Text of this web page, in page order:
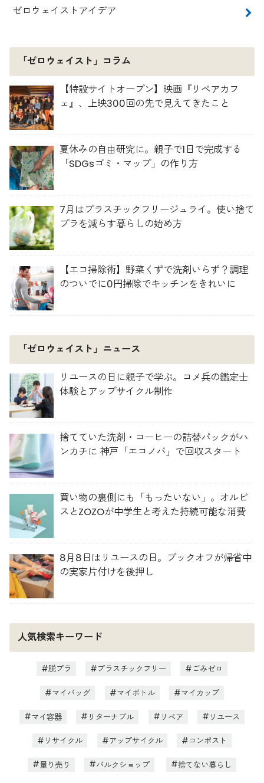
ゼロウェイストアイデア
「ゼロウェイスト」コラム
【特設サイトオープン】映画『リペアカフ
ェ』、上映300回の先で見えてきたこと
夏休みの自由研究に。親子で1日で完成する
「SDGsゴミ・マップ」の作り方
7月はプラスチックフリージュライ。使い捨て
プラを減らす暮らしの始め方
【エコ掃除術】野菜くずで洗剤いらず？調理
のついでに0円掃除でキッチンをきれいに
「ゼロウェイスト」ニュース
リユースの日に親子で学ぶ。コメ兵の鑑定士
体験とアップサイクル制作
捨てていた洗剤・コーヒーの詰替パックがハ
ンカチに 神戸「エコノバ」で回収スタート
買い物の裏側にも「もったいない」。オルビ
スとZOZOが中学生と考えた持続可能な消費
8月8日はリユースの日。ブックオフが帰省中
の実家片付けを後押し
人気検索キーワード
脱プラ プラスチックフリー ごみゼロ
マイバッグ マイボトル マイカップ
マイ容器 リターナブル リペア リユース
リサイクル アップサイクル コンポスト
量り売り バルクショップ 捨てない暮らし